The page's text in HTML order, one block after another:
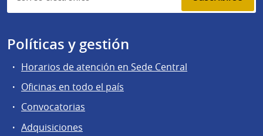
Políticas y gestión
Horarios de atención en Sede Central
Oficinas en todo el país
Convocatorias
Adquisiciones